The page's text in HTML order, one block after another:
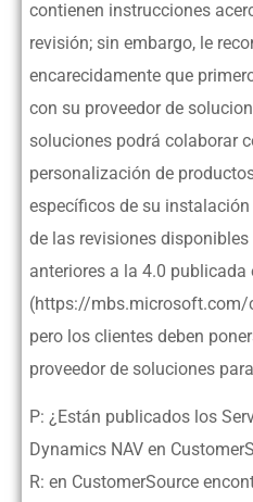
contienen instrucciones
revisión; sin embargo, le
encarecidamente que
con su proveedor de
soluciones podrá colaborar
personalización de
específicos de su
de las revisiones
anteriores a la 4.0 publicada
(https://
pero los clientes deben
proveedor de soluciones
P: ¿Están publicados los
Dynamics NAV en
R: en CustomerSource